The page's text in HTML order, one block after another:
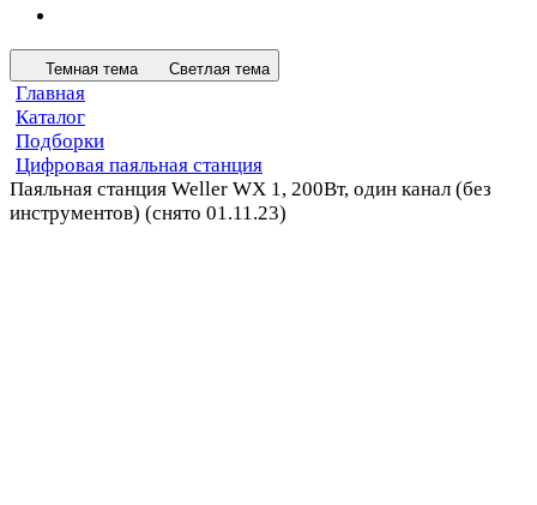
Темная тема Светлая тема
Главная
Каталог
Подборки
Цифровая паяльная станция
Паяльная станция Weller WX 1, 200Вт, один канал (без
инструментов) (снято 01.11.23)